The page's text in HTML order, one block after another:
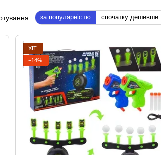
за популярністю спочатку дешевше
ХІТ
−14%